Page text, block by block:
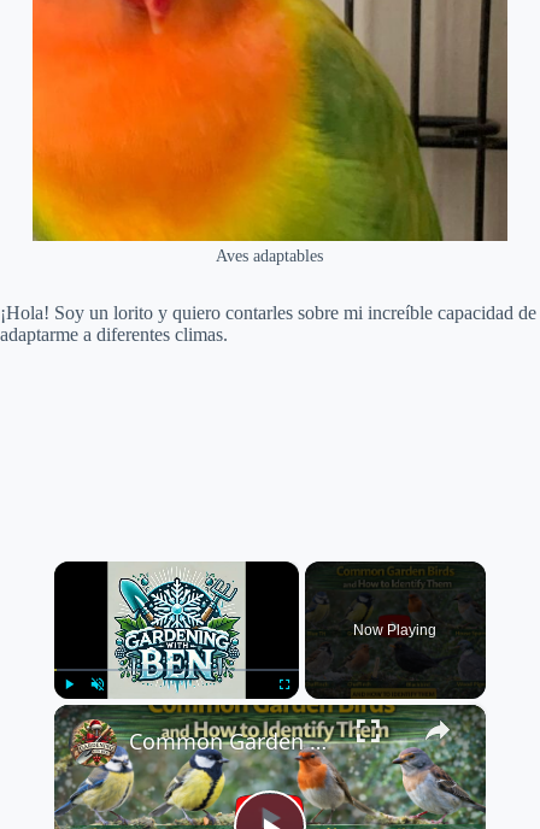
Aves adaptables
¡Hola! Soy un lorito y quiero contarles sobre mi increíble capacidad de
adaptarme a diferentes climas.
×
Play Unmute Fullscreen
Now Playing
×
Common Garden Birds and How to Identify Them